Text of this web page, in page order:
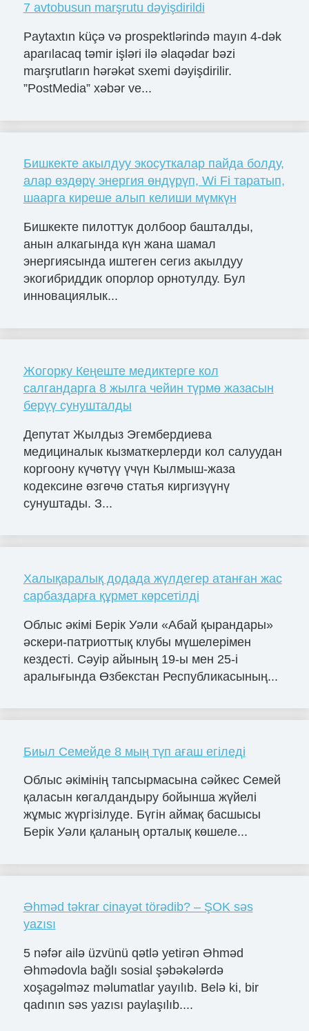
7 avtobusun marşrutu dəyişdirildi
Paytaxtın küçə və prospektlərində mayın 4-dək
aparılacaq təmir işləri ilə əlaqədar bəzi
marşrutların hərəkət sxemi dəyişdirilir.
”PostMedia” xəbər ve...
Бишкекте акылдуу экосуткалар пайда болду,
алар өздөрү энергия өндүрүп, Wi Fi таратып,
шаарга киреше алып келиши мүмкүн
Бишкекте пилоттук долбоор башталды,
анын алкагында күн жана шамал
энергиясында иштеген сегиз акылдуу
экогибриддик опорлор орнотулду. Бул
инновациялык...
Жогорку Кеңеште медиктерге кол
салгандарга 8 жылга чейин түрмө жазасын
берүү сунушталды
Депутат Жылдыз Эгембердиева
медициналык кызматкерлерди кол салуудан
коргоону күчөтүү үчүн Кылмыш-жаза
кодексине өзгөчө статья киргизүүнү
сунуштады. З...
Халықаралық додада жүлдегер атанған жас
сарбаздарға құрмет көрсетілді
Облыс әкімі Берік Уәли «Абай қырандары»
әскери-патриоттық клубы мүшелерімен
кездесті. Сәуір айының 19-ы мен 25-і
аралығында Өзбекстан Республикасының...
Биыл Семейде 8 мың түп ағаш егіледі
Облыс әкімінің тапсырмасына сәйкес Семей
қаласын көгалдандыру бойынша жүйелі
жұмыс жүргізілуде. Бүгін аймақ басшысы
Берік Уәли қаланың орталық көшеле...
Əhməd təkrar cinayət törədib? – ŞOK səs
yazısı
5 nəfər ailə üzvünü qətlə yetirən Əhməd
Əhmədovla bağlı sosial şəbəkələrdə
xoşagəlməz məlumatlar yayılıb. Belə ki, bir
qadının səs yazısı paylaşılıb....